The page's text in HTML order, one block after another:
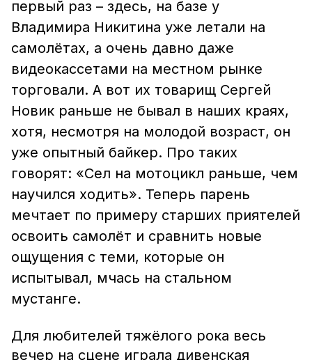
первый раз – здесь, на базе у
Владимира Никитина уже летали на
самолётах, а очень давно даже
видеокассетами на местном рынке
торговали. А вот их товарищ Сергей
Новик раньше не бывал в наших краях,
хотя, несмотря на молодой возраст, он
уже опытный байкер. Про таких
говорят: «Сел на мотоцикл раньше, чем
научился ходить». Теперь парень
мечтает по примеру старших приятелей
освоить самолёт и сравнить новые
ощущения с теми, которые он
испытывал, мчась на стальном
мустанге.
Для любителей тяжёлого рока весь
вечер на сцене играла дивенская